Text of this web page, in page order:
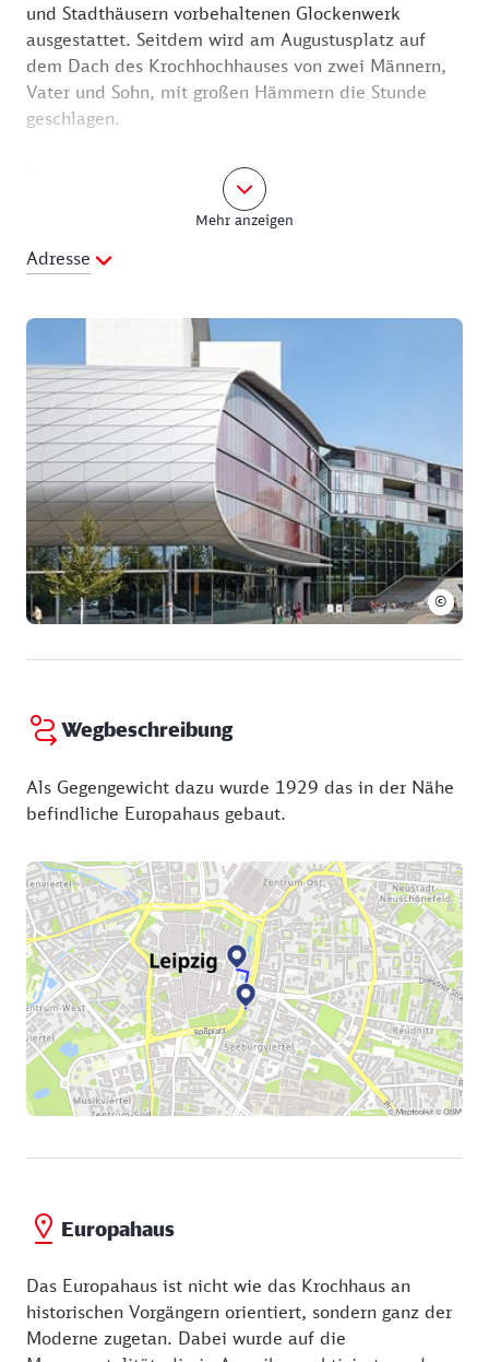
und Stadthäusern vorbehaltenen Glockenwerk
ausgestattet. Seitdem wird am Augustusplatz auf
dem Dach des Krochhochhauses von zwei Männern,
Vater und Sohn, mit großen Hämmern die Stunde
geschlagen.
Der Vorschlag des Architekten, das schmale
Grundstück mit elf Geschossen effektiver zu nutzen,
löste zunächst Proteste aus. Zur endgültigen
Entscheidung wurde auf die neu gefertigten sieben
Geschosse eine viergeschossige Attrappe aufgesetzt.
Hochhauses mit noch vier weiteren Geschossen. Der
mit Kalkstein verkleidete Stahlbetonbau lehnt sich in
der Gestaltung an den Uhrturm auf dem Markusplatz
in Venedig an. Die Verkleidung und die
bauplastischen Teile des Hochhauses bestehen aus
Muschelkalk. Unterhalb der Figuren befindet sich
die lateinische Inschrift „Omnia vincit labar“ (Arbeit
überwindet alles). Die Uhr im 10. Obergeschoss wird
von zwei Löwendarstellungen flankiert. Auch können
die Mondphasen an der Uhr abgelesen werden. In
der ehemaligen mit Art déco-Interieur ausgestatteten
Schalterhalle des Bankhauses Kroch befindet sich
Mehr anzeigen
Adresse
©
Wegbeschreibung
Als Gegengewicht dazu wurde 1929 das in der Nähe
befindliche Europahaus gebaut.
Europahaus
Das Europahaus ist nicht wie das Krochhaus an
historischen Vorgängern orientiert, sondern ganz der
Moderne zugetan. Dabei wurde auf die